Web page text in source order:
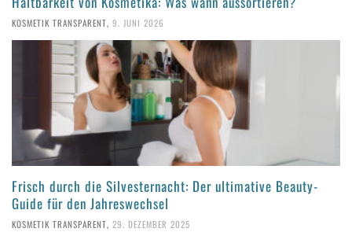
KOSMETIK TRANSPARENT, 9. JUNI 2026
Frisch durch die Silvesternacht: Der ultimative Beauty-
Guide für den Jahreswechsel
KOSMETIK TRANSPARENT, 29. DEZEMBER 2025